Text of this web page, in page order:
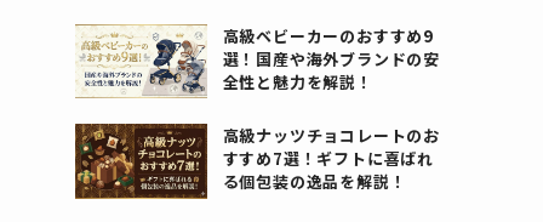
高級ベビーカーのおすすめ9
選！国産や海外ブランドの安
全性と魅力を解説！
高級ナッツチョコレートのお
すすめ7選！ギフトに喜ばれ
る個包装の逸品を解説！